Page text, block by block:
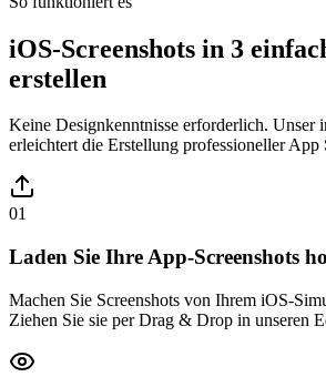
iOS-Screenshots in 3
erstellen
Keine Designkenntnisse erforderlich. Unser
erleichtert die Erstellung professioneller App
01
Laden Sie Ihre App-Screenshots
Machen Sie Screenshots von Ihrem iOS-
Ziehen Sie sie per Drag & Drop in unseren